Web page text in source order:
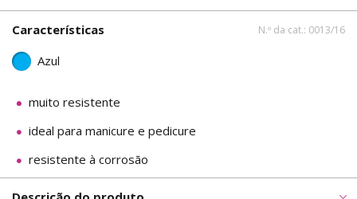
Características N.º da cat.: 0013/16
Azul
muito resistente
ideal para manicure e pedicure
resistente à corrosão